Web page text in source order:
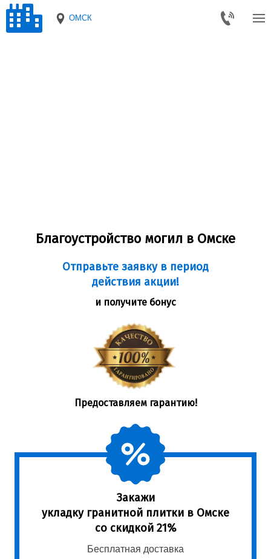
ОМСК
Благоустройство могил в Омске
Отправьте заявку в период
действия акции!
и получите бонус
Предоставляем гарантию!
Закажи
укладку гранитной плитки в Омске
со скидкой 21%
Бесплатная доставка